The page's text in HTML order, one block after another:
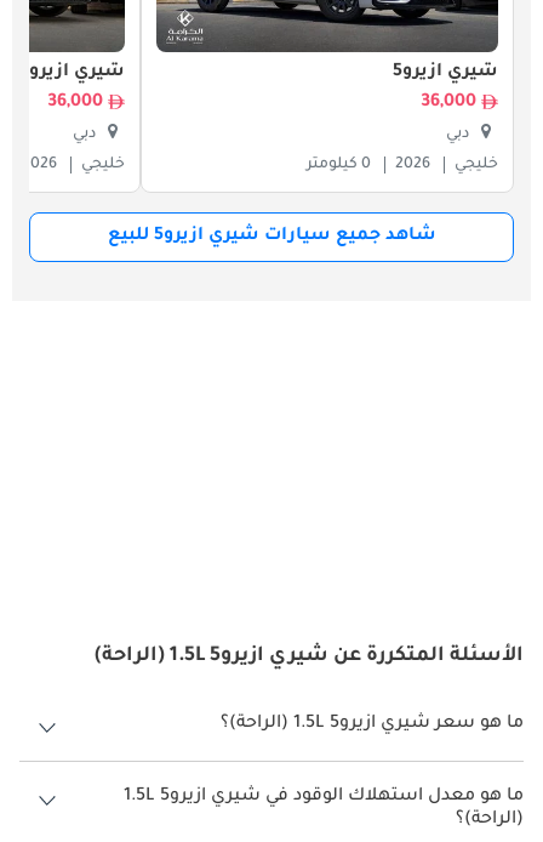
شيري ازيرو5
36,000
دبي
خليجي
2026 0 كيلومتر
شيري ازيرو5
36,000
دبي
خليجي
2026
شاهد جميع سيارات شيري ازيرو5 للبيع
الأسئلة المتكررة عن شيري ازيرو5 1.5L (الراحة)
ما هو سعر شيري ازيرو5 1.5L (الراحة)؟
سعر شيري ازيرو5 1.5L (الراحة) هو درهم 35,795.
ما هو معدل استهلاك الوقود في شيري ازيرو5 1.5L
(الراحة)؟